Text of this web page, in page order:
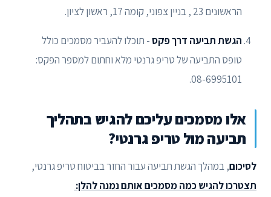
הראשונים 23 , בניין צפוני, קומה 17, ראשון לציון.
הגשת תביעה דרך פקס- תוכלו להעביר מסמכים כולל
טופס התביעה של טריפ גרנטי מלא וחתום למספר הפקס:
08-6995101.
אלו מסמכים עליכם להגיש בתהליך
תביעה מול טריפ גרנטי?
לסיכום, במהלך הגשת תביעה עבור החזר בביטוח טריפ גרנטי,
תצטרכו להגיש כמה מסמכים אותם נמנה להלן: